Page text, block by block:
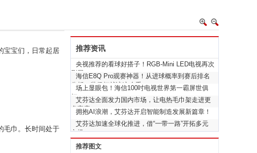
宝宝们，日常起居
毛巾。长时间处于
推荐资讯
央视推荐的看球好搭子！RGB-Mini LED电视再次
刷屏
海信E8Q Pro观赛神器！从进球概率到赛后排名
分析，世俱杯就该这么看
场上显眼包！海信100吋电视世界第一霸屏世俱
杯艾芬达全面发力国内市场，让电热毛巾架走进更
多家庭！
拥抱AI浪潮，艾芬达开启智能制造发展新篇章！
艾芬达加速全球化推进，借“一带一路”开拓多元
市场！
推荐图文